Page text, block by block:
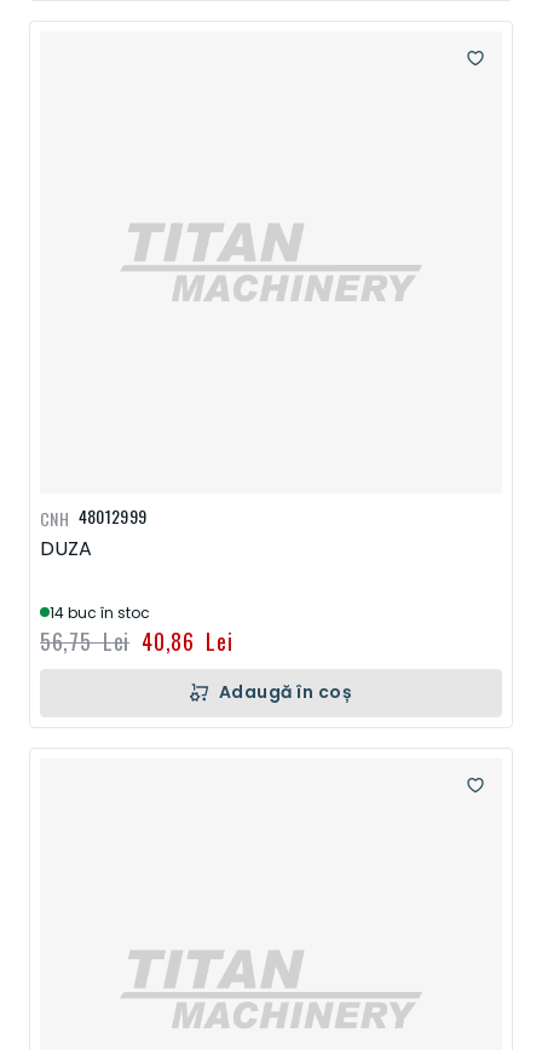
48012999
DUZA
14 buc în stoc
40,86 Lei
56,75 Lei
CNH
Adaugă în coș